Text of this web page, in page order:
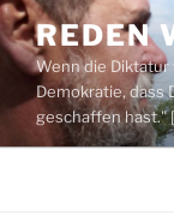
Zum
Inhalt
springen
REDEN
Wenn die Diktatur
Demokratie, dass
geschaffen hast."